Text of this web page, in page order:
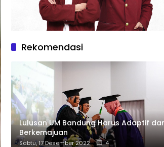
Rekomendasi
Lulusan UM Bandung Harus Adaptif
Berkemajuan
Sabtu, 17 Desember 2022 4